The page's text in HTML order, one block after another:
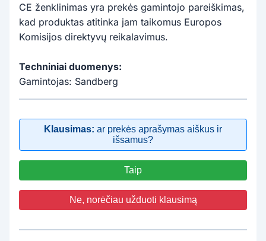
CE ženklinimas yra prekės gamintojo pareiškimas,
kad produktas atitinka jam taikomus Europos
Komisijos direktyvų reikalavimus.
Techniniai duomenys:
Gamintojas: Sandberg
Klausimas: ar prekės aprašymas aiškus ir
išsamus?
Taip
Ne, norėčiau užduoti klausimą